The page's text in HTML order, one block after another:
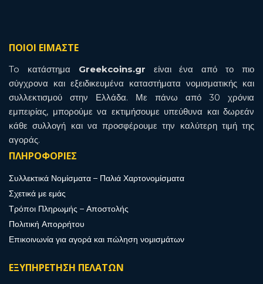
ΠΟΙΟΙ ΕΙΜΑΣΤΕ
To κατάστημα Greekcoins.gr είναι ένα από το πιο
σύγχρονα και εξειδικευμένα καταστήματα νομισματικής και
συλλεκτισμού στην Ελλάδα. Με πάνω από 30 χρόνια
εμπειρίας, μπορούμε να εκτιμήσουμε υπεύθυνα και δωρεάν
κάθε συλλογή και να προσφέρουμε την καλύτερη τιμή της
αγοράς.
ΠΛΗΡΟΦΟΡΙΕΣ
Συλλεκτικά Νομίσματα – Παλιά Χαρτονομίσματα
Σχετικά με εμάς
Τρόποι Πληρωμής – Αποστολής
Πολιτική Απορρήτου
Επικοινωνία για αγορά και πώληση νομισμάτων
ΕΞΥΠΗΡΕΤΗΣΗ ΠΕΛΑΤΩΝ